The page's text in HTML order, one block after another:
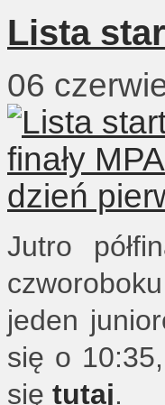
Lista
06
Jutro
jeden
się o
się tutaj.